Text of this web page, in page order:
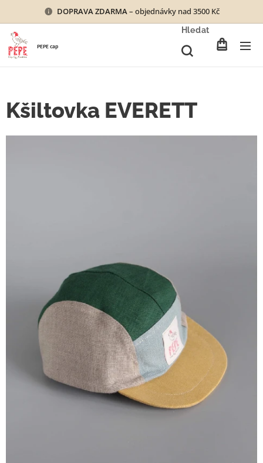
DOPRAVA ZDARMA – objednávky nad 3500 Kč
PEPE cap
Hledat
Kšiltovka EVERETT